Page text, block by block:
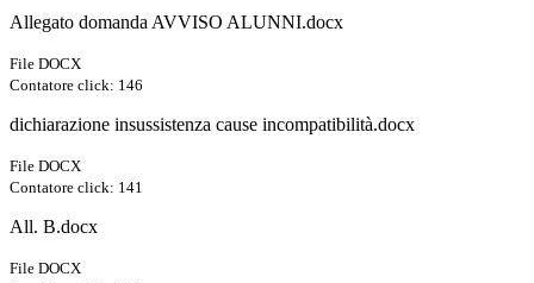
Allegato domanda AVVISO ALUNNI.docx
File DOCX
Contatore click: 146
dichiarazione insussistenza cause incompatibilità.docx
File DOCX
Contatore click: 141
All. B.docx
File DOCX